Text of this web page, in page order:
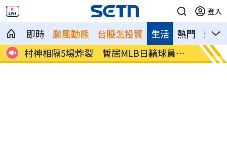
登入
即時 颱風動態 台股怎投資 熱門 影音
生活
隊
村神相隔5場炸裂 暫居MLB日籍球員第2
多
昔被